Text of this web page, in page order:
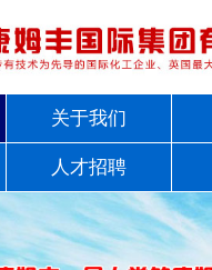
关于我们
人才招聘